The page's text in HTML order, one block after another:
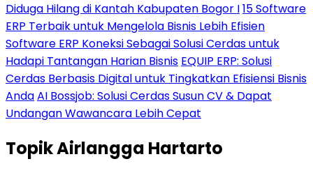
Diduga Hilang di Kantah Kabupaten Bogor I15 Software
ERP Terbaik untuk Mengelola Bisnis Lebih Efisien
Software ERP Koneksi Sebagai Solusi Cerdas untuk
Hadapi Tantangan Harian Bisnis EQUIP ERP: Solusi
Cerdas Berbasis Digital untuk Tingkatkan Efisiensi Bisnis
AndaAI Bossjob: Solusi Cerdas Susun CV & Dapat
Undangan Wawancara Lebih Cepat
TopikAirlangga Hartarto